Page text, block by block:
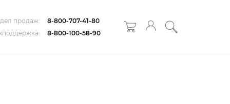
продаж:
8-800-707-41-80
8-800-100-58-90